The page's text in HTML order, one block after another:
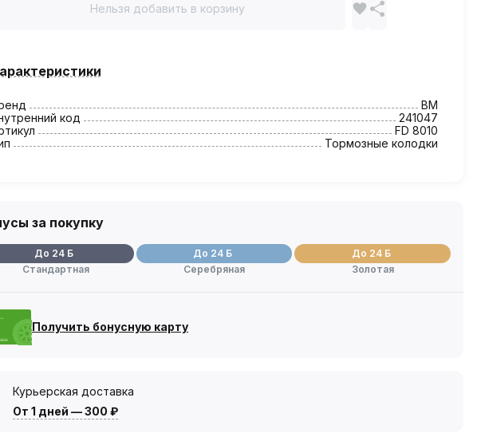
Нельзя добавить в корзину
BM
код
241047
FD 8010
Тормозные колодки
за покупку
До 24 Б
Стандартная
До 24 Б
Серебряная
До 24 Б
Золотая
Получить бонусную карту
Курьерская доставка
От 1 дней —300 ₽